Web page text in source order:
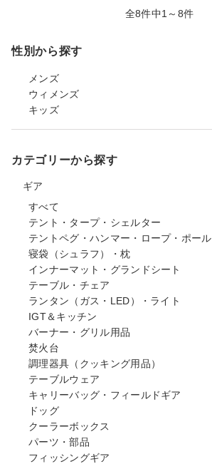
全8件中1～8件
性別から探す
メンズ
ウィメンズ
キッズ
カテゴリーから探す
ギア
すべて
テント・タープ・シェルター
テントペグ・ハンマー・ロープ・ポール
寝袋（シュラフ）・枕
インナーマット・グランドシート
テーブル・チェア
ランタン（ガス・LED）・ライト
IGT＆キッチン
バーナー・グリル用品
焚火台
調理器具（クッキング用品）
テーブルウェア
キャリーバッグ・フィールドギア
ドッグ
クーラーボックス
パーツ・部品
フィッシングギア